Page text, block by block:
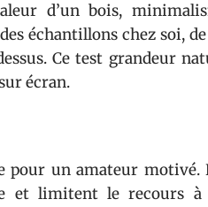
d’un bois,
échantillons chez soi,
Ce test grandeur
écran.
pour un amateur motivé.
et limitent le recours